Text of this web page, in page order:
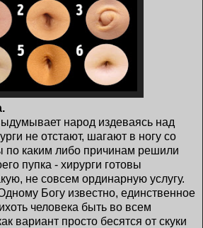
народ издеваясь над
не отстают, шагают в ногу со
каким либо причинам решили
пупка - хирурги готовы
не совсем ординарную услугу.
Богу известно, единственное
человека быть во всем
вариант просто бесятся от скуки